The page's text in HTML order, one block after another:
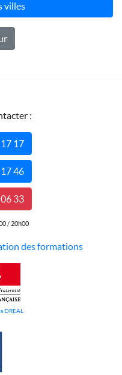
villes
:
17
46
33
/ 20h00
des formations
DREAL